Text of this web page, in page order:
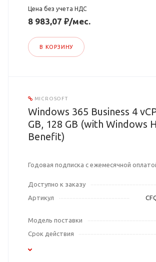
Цена без учета НДС
8 983,07 ₽/мес.
В КОРЗИНУ
MICROSOFT
Windows 365 Business 4
GB, 128 GB (with Windows
Benefit)
Годовая подписка с ежемесячной
Доступно к заказу
Артикул
Модель поставки
Срок действия